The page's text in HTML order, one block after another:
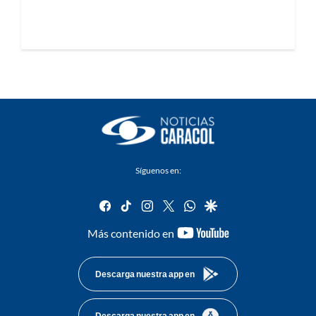
Síguenos en:
facebook
tiktok instagram
twitterwhatsapp
google
Más contenido en
youtube-
Descarga nuestra app en